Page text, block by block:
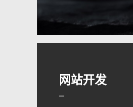
网站开发